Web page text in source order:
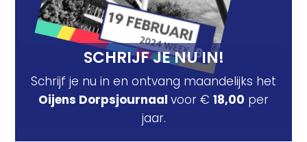
SCHRIJF JE NU IN!
Schrijf je nu in en ontvang maandelijks het
Oijens Dorpsjournaal voor € 18,00 per
jaar.